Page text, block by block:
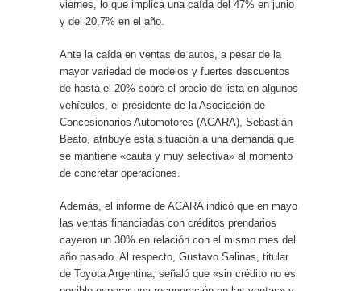
viernes, lo que implica una caída del 47% en junio
y del 20,7% en el año.
Ante la caída en ventas de autos, a pesar de la
mayor variedad de modelos y fuertes descuentos
de hasta el 20% sobre el precio de lista en algunos
vehículos, el presidente de la Asociación de
Concesionarios Automotores (ACARA), Sebastián
Beato, atribuye esta situación a una demanda que
se mantiene «cauta y muy selectiva» al momento
de concretar operaciones.
Además, el informe de ACARA indicó que en mayo
las ventas financiadas con créditos prendarios
cayeron un 30% en relación con el mismo mes del
año pasado. Al respecto, Gustavo Salinas, titular
de Toyota Argentina, señaló que «sin crédito no es